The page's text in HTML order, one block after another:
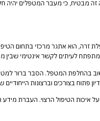
מבטיח, כי מעבר המטפלים
הוא אתגר מרכזי בתחום
מתפתח לעיתים לקשר אינטימי
בהחלפת המטפל. הסבר ברור
בצורכים וברצונות הייחודיים
הטיפול הרצוי. העברת